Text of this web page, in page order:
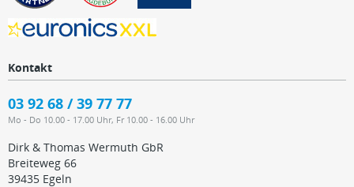
Kontakt
03 92 68 / 39 77 77
Mo - Do 10.00 - 17.00 Uhr, Fr 10.00 - 16.00 Uhr
Dirk & Thomas Wermuth GbR
Breiteweg 66
39435 Egeln